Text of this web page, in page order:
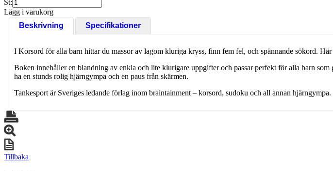
St:
Lägg i varukorg
Beskrivning
Specifikationer
I Korsord för alla barn hittar du massor av lagom kluriga kryss, finn fem fel, och spännande sökord.
Boken innehåller en blandning av enkla och lite klurigare uppgifter och passar perfekt för alla barn
ha en stunds rolig hjärngympa och en paus från skärmen.
Tankesport är Sveriges ledande förlag inom braintainment – korsord, sudoku och all annan hjärngympa.
Tillbaka